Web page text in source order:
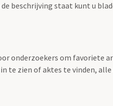
beschrijving staat kunt u
onderzoekers om favoriete
te zien of aktes te vinden, alle